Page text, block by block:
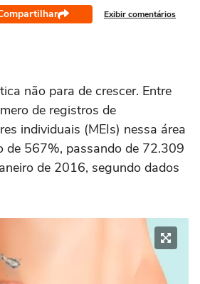
Exibir comentários
não para de crescer. Entre
de registros de
individuais (MEIs) nessa área
de 567%, passando de 72.309
de 2016, segundo dados